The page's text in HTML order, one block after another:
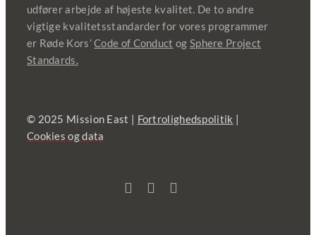
udfører arbejde af højeste kvalitet. De to andre
vigtige kvalitetsstandarder for vores programmer
er Røde Kors’Code of Conduct og Sphere Project
Standards.
© 2025 Mission East | Fortrolighedspolitik
Cookies og data